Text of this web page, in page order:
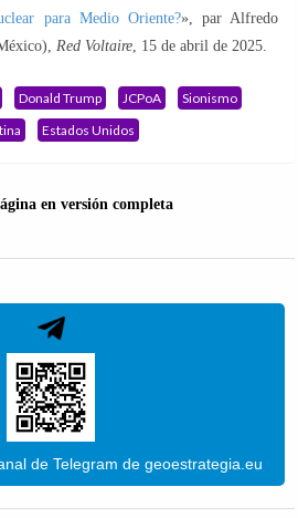
para Medio Oriente?», par Alfredo
Red Voltaire , 15 de abril de 2025.
Donald Trump JCPoA
Sionismo
Estados Unidos
en versión completa
de Telegram de geoestrategia.eu